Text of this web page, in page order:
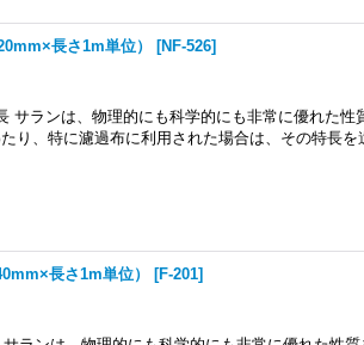
長さ1m単位） [NF-526]
サランは、物理的にも科学的にも非常に優れた性
り、特に濾過布に利用された場合は、その特長を
長さ1m単位） [F-201]